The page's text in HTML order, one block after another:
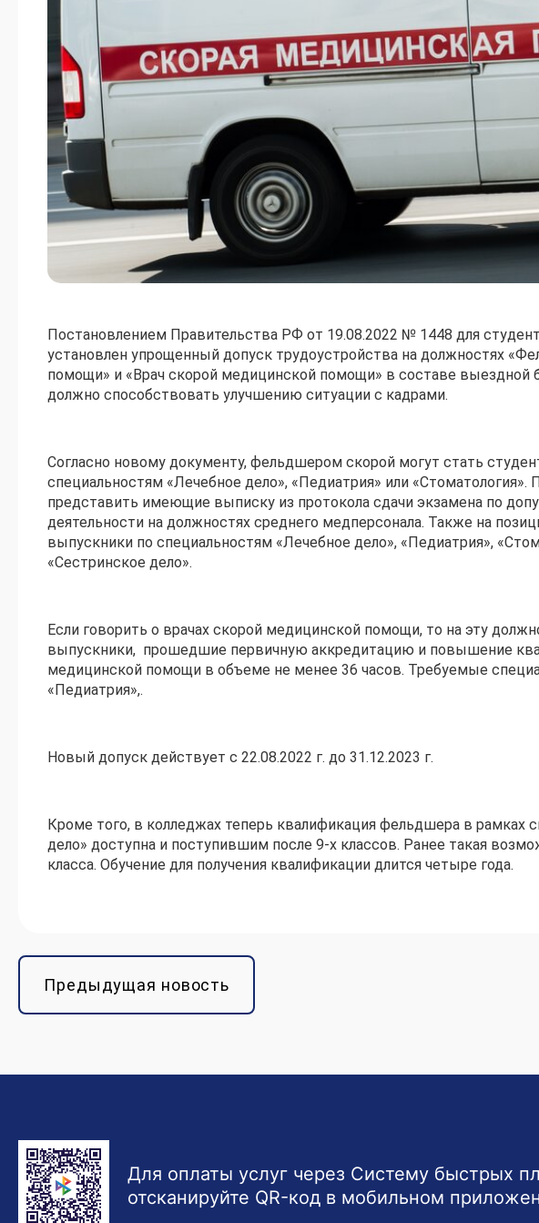
Постановлением Правительства РФ от 19.08.2022 № 1448 для
установлен упрощенный допуск трудоустройства на должностях
помощи» и «Врач скорой медицинской помощи» в составе выездной
должно способствовать улучшению ситуации с кадрами.
Согласно новому документу, фельдшером скорой могут стать
специальностям «Лечебное дело», «Педиатрия» или «Стоматология».
представить имеющие выписку из протокола сдачи экзамена по
деятельности на должностях среднего медперсонала. Также на
выпускники по специальностям «Лечебное дело», «Педиатрия»,
«Сестринское дело».
Если говорить о врачах скорой медицинской помощи, то на эту
выпускники, прошедшие первичную аккредитацию и повышение
медицинской помощи в объеме не менее 36 часов. Требуемые
«Педиатрия»,.
Новый допуск действует с 22.08.2022 г. до 31.12.2023 г.
Кроме того, в колледжах теперь квалификация фельдшера в рамках
дело» доступна и поступившим после 9-х классов. Ранее такая
класса. Обучение для получения квалификации длится четыре года.
Предыдущая новость
Для оплаты услуг через Систему быстрых
отсканируйте QR-код в мобильном